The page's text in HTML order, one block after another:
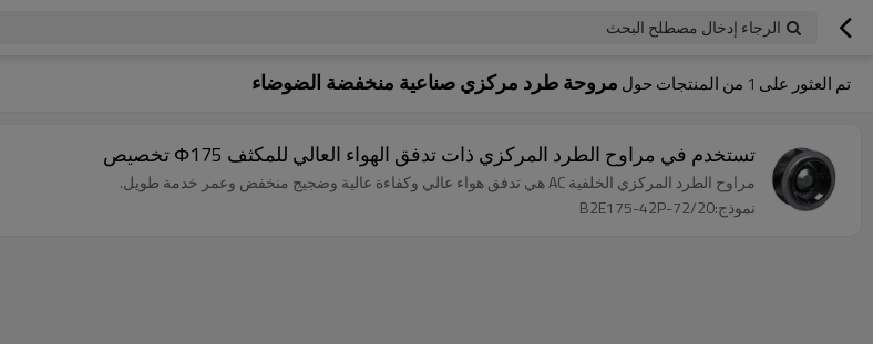
الرجاء إدخال مصطلح البحث
تم العثور على 1 من المنتجات حول مروحة طرد مركزي صناعية منخفضة الضوضاء
تستخدم في مراوح الطرد المركزي ذات تدفق الهواء العالي للمكثف Φ175 تخصيص
مراوح الطرد المركزي الخلفية AC هي تدفق هواء عالي وكفاءة عالية وضجيج منخفض وعمر خدمة طويل.
نموذج:B2E175-42P-72/20